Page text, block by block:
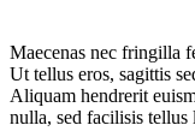
Maecenas nec fringilla
Ut tellus eros, sagittis
Aliquam hendrerit
nulla, sed facilisis tellus